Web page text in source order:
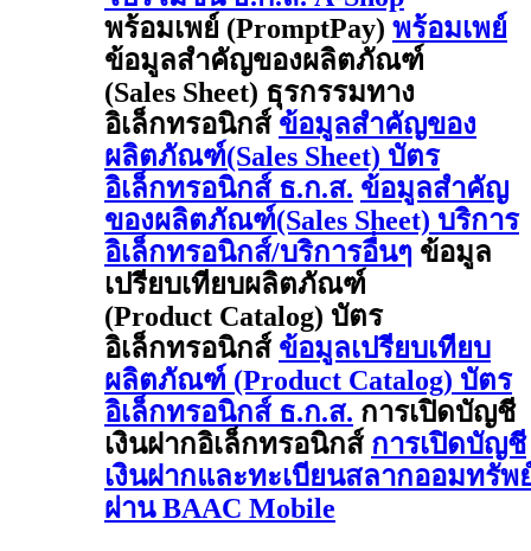
พร้อมเพย์ (PromptPay) พร้อมเพย์
ข้อมูลสำคัญของผลิตภัณฑ์
(Sales Sheet) ธุรกรรมทาง
อิเล็กทรอนิกส์ ข้อมูลสำคัญของ
ผลิตภัณฑ์(Sales Sheet) บัตร
อิเล็กทรอนิกส์ ธ.ก.ส. ข้อมูลสำคัญ
ของผลิตภัณฑ์(Sales Sheet) บริการ
อิเล็กทรอนิกส์/บริการอื่นๆ ข้อมูล
เปรียบเทียบผลิตภัณฑ์
(Product Catalog) บัตร
อิเล็กทรอนิกส์ ข้อมูลเปรียบเทียบ
ผลิตภัณฑ์ (Product Catalog) บัตร
อิเล็กทรอนิกส์ ธ.ก.ส. การเปิดบัญชี
เงินฝากอิเล็กทรอนิกส์ การเปิดบัญชี
เงินฝากและทะเบียนสลากออมทรัพ
ผ่าน BAAC Mobile